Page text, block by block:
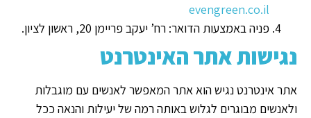
evengreen.co.il
פניה באמצעות הדואר: רח’ יעקב פריימן 20, ראשון לציון.
נגישות אתר האינטרנט
אתר אינטרנט נגיש הוא אתר המאפשר לאנשים עם מוגבלות
ולאנשים מבוגרים לגלוש באותה רמה של יעילות והנאה ככל